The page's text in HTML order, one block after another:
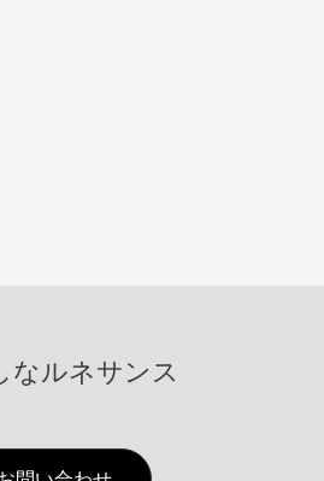
なルネサンス